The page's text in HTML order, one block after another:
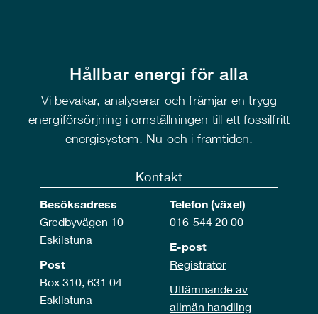
Hållbar energi för alla
Vi bevakar, analyserar och främjar en trygg
energiförsörjning i omställningen till ett fossilfritt
energisystem. Nu och i framtiden.
Kontakt
Besöksadress
Gredbyvägen 10
Eskilstuna
Post
Box 310, 631 04
Eskilstuna
Telefon (växel)
016-544 20 00
E-post
Registrator
Utlämnande av
allmän handling